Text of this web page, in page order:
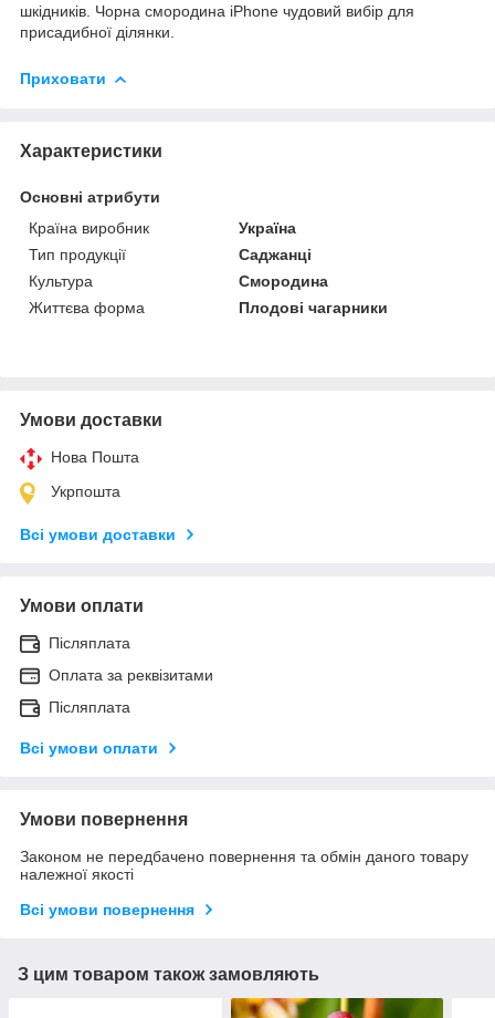
шкідників. Чорна смородина iPhone чудовий вибір для
присадибної ділянки.
Приховати
Характеристики
Основні атрибути
Країна виробник
Україна
Тип продукції
Саджанці
Культура
Смородина
Життєва форма
Плодові чагарники
Умови доставки
Нова Пошта
Укрпошта
Всі умови доставки
Умови оплати
Післяплата
Оплата за реквізитами
Післяплата
Всі умови оплати
Умови повернення
Законом не передбачено повернення та обмін даного товару
належної якості
Всі умови повернення
З цим товаром також замовляють